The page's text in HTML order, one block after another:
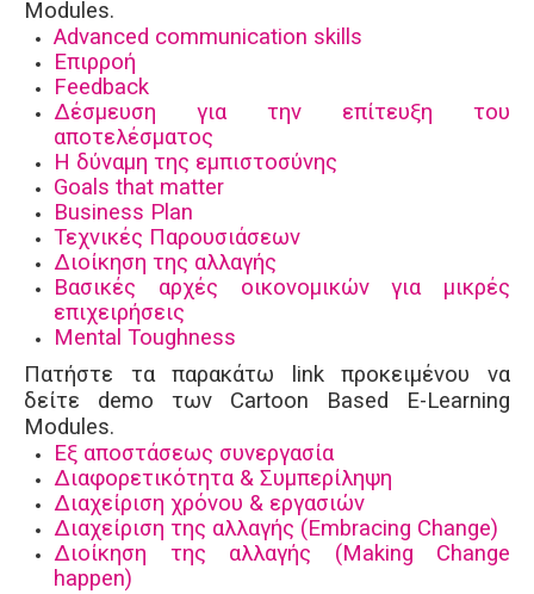
Modules.
Advanced communication skills
Επιρροή
Feedback
Δέσμευση για την επίτευξη του
αποτελέσματος
Η δύναμη της εμπιστοσύνης
Goals that matter
Business Plan
Τεχνικές Παρουσιάσεων
Διοίκηση της αλλαγής
Βασικές αρχές οικονομικών για μικρές
επιχειρήσεις
Mental Toughness
Πατήστε τα παρακάτω link προκειμένου να
δείτε demo των Cartoon Based E-Learning
Modules.
Εξ αποστάσεως συνεργασία
Διαφορετικότητα & Συμπερίληψη
Διαχείριση χρόνου & εργασιών
Διαχείριση της αλλαγής (Embracing Change)
Διοίκηση της αλλαγής (Making Change
happen)